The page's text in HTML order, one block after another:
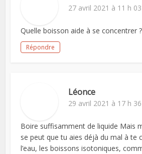
27 avril 2021 à 11 h
Quelle boisson aide à se concentrer ?
Répondre
Léonce
29 avril 2021 à 17 h
Boire suffisamment de liquide Mais
se peut que tu aies déjà du mal à te
l’eau, les boissons isotoniques,